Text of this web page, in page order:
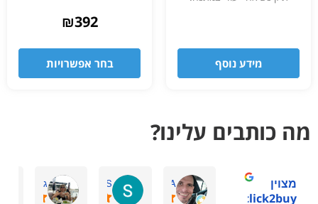
מידע נוסף
₪392
בחר אפשרויות
מה כותבים עלינו?
מצוין omry A.
Sasha S. גיתית ס.